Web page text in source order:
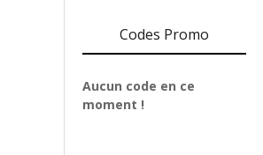
Codes Promo
Aucun code en ce
moment !